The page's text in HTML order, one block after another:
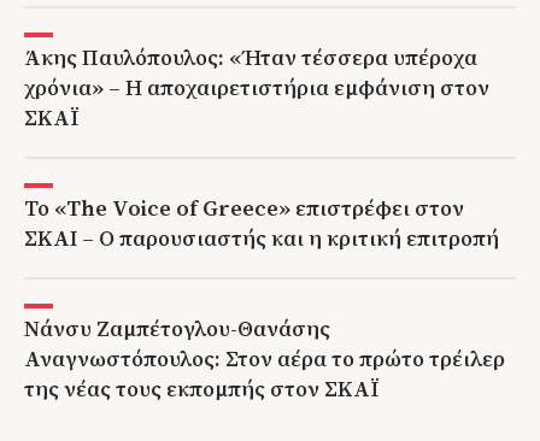
Άκης Παυλόπουλος: «Ήταν τέσσερα υπέροχα
χρόνια» – Η αποχαιρετιστήρια εμφάνιση στον
ΣΚΑΪ
Το «The Voice of Greece» επιστρέφει στον
ΣΚΑΙ – Ο παρουσιαστής και η κριτική επιτροπή
Νάνσυ Ζαμπέτογλου-Θανάσης
Αναγνωστόπουλος: Στον αέρα το πρώτο τρέιλερ
της νέας τους εκπομπής στον ΣΚΑΪ